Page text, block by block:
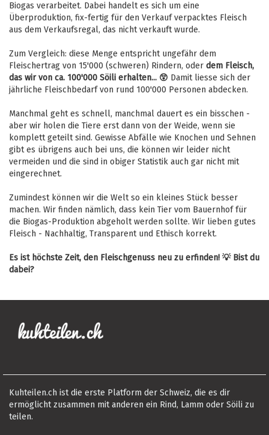
Biogas verarbeitet. Dabei handelt es sich um eine
Überproduktion, fix-fertig für den Verkauf verpacktes Fleisch
aus dem Verkaufsregal, das nicht verkauft wurde.
Zum Vergleich: diese Menge entspricht ungefähr dem
Fleischertrag von 15'000 (schweren) Rindern, oder dem Fleisch,
das wir von ca. 100'000 Söili erhalten... 😲 Damit liesse sich der
jährliche Fleischbedarf von rund 100'000 Personen abdecken.
Manchmal geht es schnell, manchmal dauert es ein bisschen -
aber wir holen die Tiere erst dann von der Weide, wenn sie
komplett geteilt sind. Gewisse Abfälle wie Knochen und Sehnen
gibt es übrigens auch bei uns, die können wir leider nicht
vermeiden und die sind in obiger Statistik auch gar nicht mit
eingerechnet.
Zumindest können wir die Welt so ein kleines Stück besser
machen. Wir finden nämlich, dass kein Tier vom Bauernhof für
die Biogas-Produktion abgeholt werden sollte. Wir lieben gutes
Fleisch - Nachhaltig, Transparent und Ethisch korrekt.
Es ist höchste Zeit, den Fleischgenuss neu zu erfinden! 💡 Bist du
dabei?
Kuhteilen.ch ist die erste Platform der Schweiz, die es dir
ermöglicht zusammen mit anderen ein Rind, Lamm oder Söili zu
teilen.